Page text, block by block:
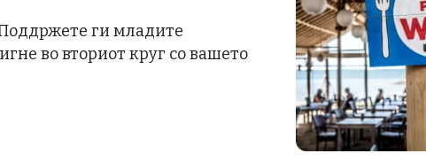
ги младите
во вториот круг со вашето